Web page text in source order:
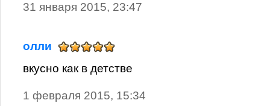
31 января 2015, 23:47
олли
вкусно как в детстве
1 февраля 2015, 15:34